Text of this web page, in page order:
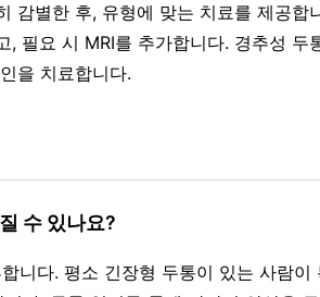
감별한 후, 유형에 맞는 치료를 제공합
필요 시 MRI를 추가합니다. 경추성 두
을 치료합니다.
수 있나요?
니다. 평소 긴장형 두통이 있는 사람이